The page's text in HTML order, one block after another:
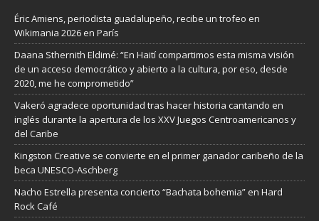
Éric Amiens, periodista guadalupeño, recibe un trofeo en
Wikimania 2026 en París
Daana Sthernith Eldimé: “En Haití compartimos esta misma visión
de un acceso democrático y abierto a la cultura, por eso, desde
2020, me he comprometido”
Vakeró agradece oportunidad tras hacer historia cantando en
inglés durante la apertura de los XXV Juegos Centroamericanos y
del Caribe
Kingston Creative se convierte en el primer ganador caribeño de la
beca UNESCO-Aschberg
Nacho Estrella presenta concierto “Bachata bohemia” en Hard
Rock Café